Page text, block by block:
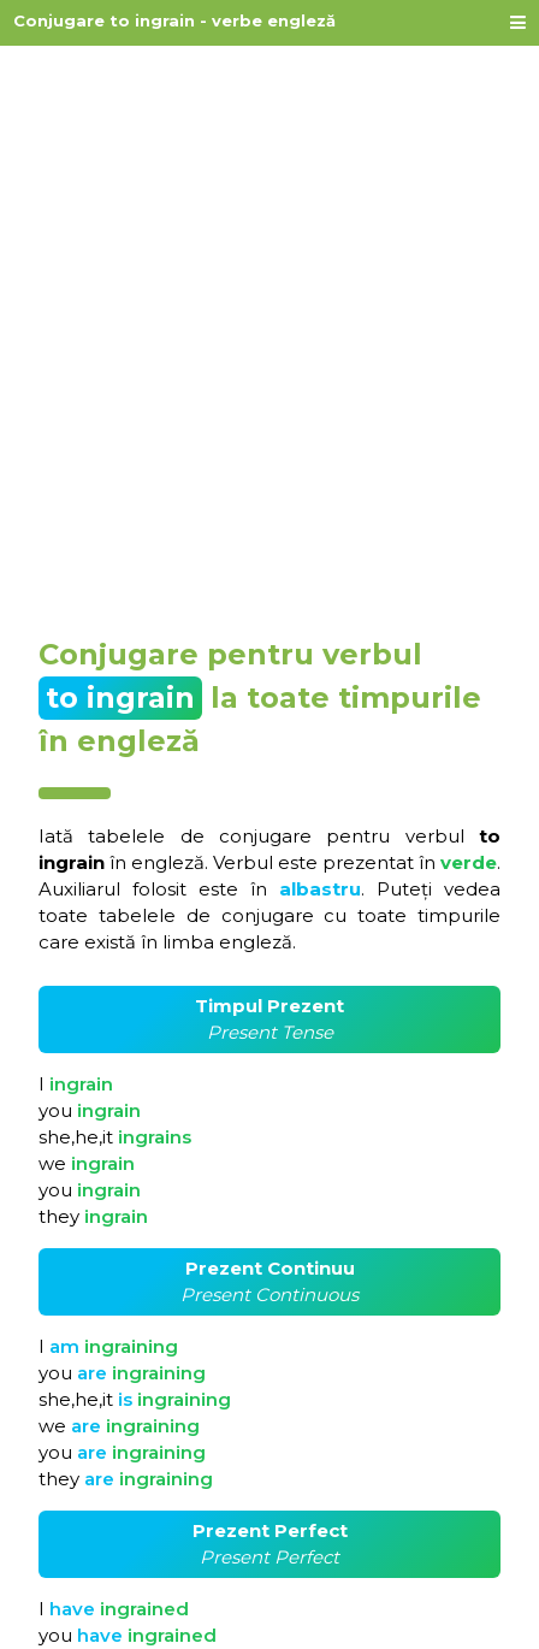
Conjugare to ingrain - verbe engleză
Conjugare pentru verbul
to ingrain la toate timpurile
în engleză
Iată tabelele de conjugare pentru verbul to
ingrain în engleză. Verbul este prezentat în verde.
Auxiliarul folosit este în albastru. Puteți vedea
toate tabelele de conjugare cu toate timpurile
care există în limba engleză.
Timpul Prezent
Present Tense
I ingrain
you ingrain
she,he,it ingrains
we ingrain
you ingrain
they ingrain
Prezent Continuu
Present Continuous
I am ingraining
you are ingraining
she,he,it is ingraining
we are ingraining
you are ingraining
they are ingraining
Prezent Perfect
Present Perfect
I have ingrained
you have ingrained